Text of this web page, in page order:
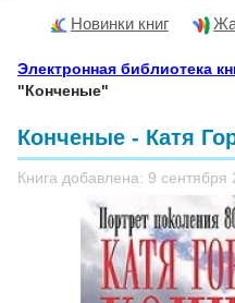
Новинки книг
Электронная библиотека
"Конченые"
Конченые - Катя
Книга добавлена: 9 сентября